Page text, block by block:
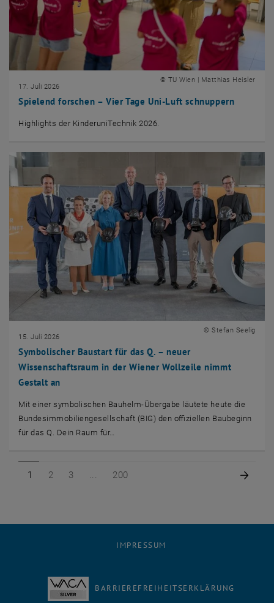
Spielend forschen – Vier Tage Uni-Luft schnuppern
17. Juli 2026
© TU Wien | Matthias Heisler
Highlights der KinderuniTechnik 2026.
Symbolischer Baustart für das Q. – neuer
Wissenschaftsraum in der Wiener Wollzeile nimmt
Gestalt an
15. Juli 2026
© Stefan Seelig
Mit einer symbolischen Bauhelm-Übergabe läutete heute die
Bundesimmobiliengesellschaft (BIG) den offiziellen Baubeginn
für das Q. Dein Raum für…
Seite 1 von 200
1 Seite 2 von 200
2 Seite 3 von 200
3 Seite 200 von 200
200
IMPRESSUM
BARRIEREFREIHEITSERKLÄRUNG